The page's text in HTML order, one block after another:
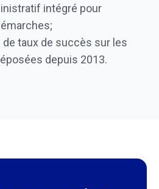
intégré pour
de taux de succès sur les
depuis 2013.